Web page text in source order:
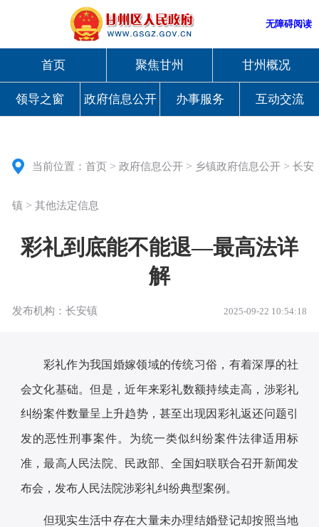
无障碍阅读
首页 聚焦甘州 甘州概况
领导之窗 政府信息公开 办事服务 互动交流
当前位置：首页 >政府信息公开 > 乡镇政府信息公开 >长安
镇 >其他法定信息
彩礼到底能不能退—最高法详
解
发布机构：长安镇 2025-09-22 10:54:18
彩礼作为我国婚嫁领域的传统习俗，有着深厚的社
会文化基础。但是，近年来彩礼数额持续走高，涉彩礼
纠纷案件数量呈上升趋势，甚至出现因彩礼返还问题引
发的恶性刑事案件。为统一类似纠纷案件法律适用标
准，最高人民法院、民政部、全国妇联联合召开新闻发
布会，发布人民法院涉彩礼纠纷典型案例。
但现实生活中存在大量未办理结婚登记却按照当地